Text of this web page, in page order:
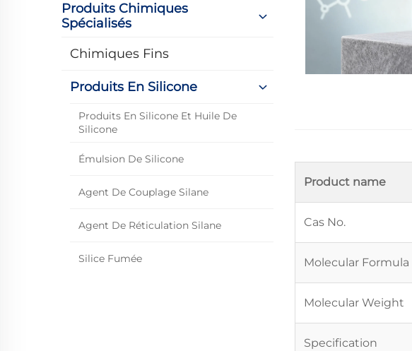
Produits Chimiques
Spécialisés
Chimiques Fins
Produits En Silicone
Produits En Silicone Et Huile De
Silicone
Émulsion De Silicone
Agent De Couplage Silane
Agent De Réticulation Silane
Silice Fumée
Product name
Cas No.
Molecular Formula
Molecular Weight
Specification